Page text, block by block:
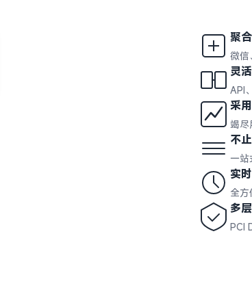
聚
微信
灵
API
采
竭尽
不
一
实
全
多
PCI